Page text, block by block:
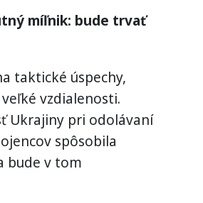
míľnik: bude trvať
taktické úspechy,
vzdialenosti.
Ukrajiny pri odolávaní
spôsobila
bude v tom